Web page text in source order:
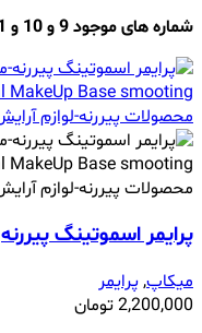
شماره های موجود 9 و 10 و 1 و 8 و 13
پرایمر اسموتینگ پیررنه
میکاپ,پرایمر
2,200,000تومان